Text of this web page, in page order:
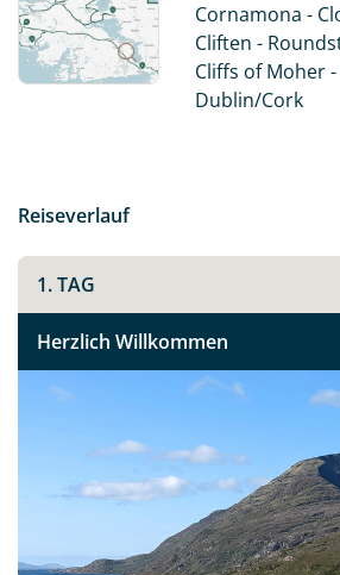
ausgewählt - durch einsame Täler
einzigem Fjord entlang. Sie
gemütlichen und charmanten 3*-
Atlantic Way, und entdecken Sie das
Cornamona -
Cliften -
Cliffs of Moher -
Dublin/Cork
Reiseverlauf
1. TAG
Herzlich Willkommen